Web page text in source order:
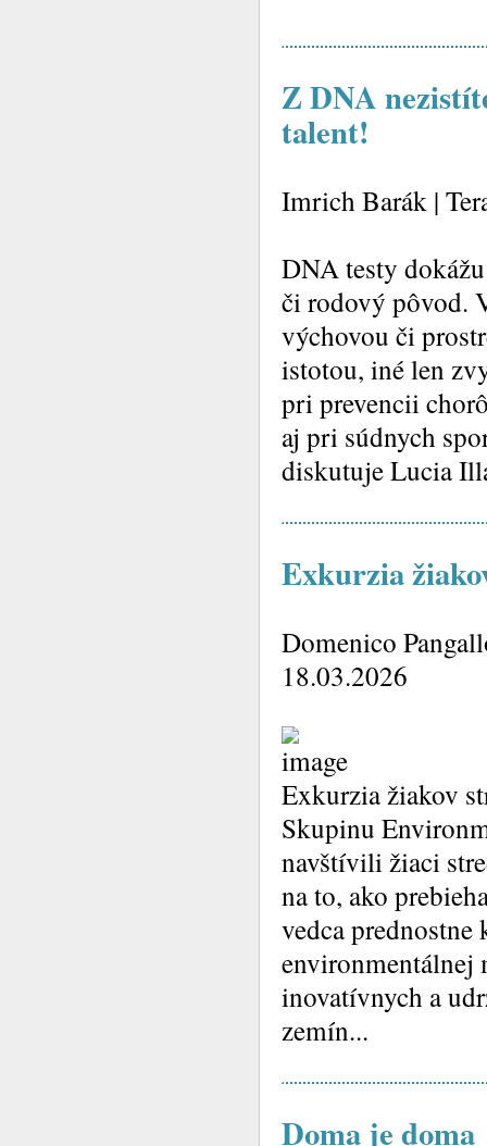
Z DNA
talent!
Imrich Barák |
DNA testy
či rodový pôvod.
výchovou či
istotou, iné len
pri prevencii
aj pri súdnych
diskutuje Lucia
Exkurzia
Domenico
18.03.2026
Exkurzia žiakov
Skupinu
navštívili žiaci
na to, ako
vedca
inovatívnych a
zemín...
Doma je doma